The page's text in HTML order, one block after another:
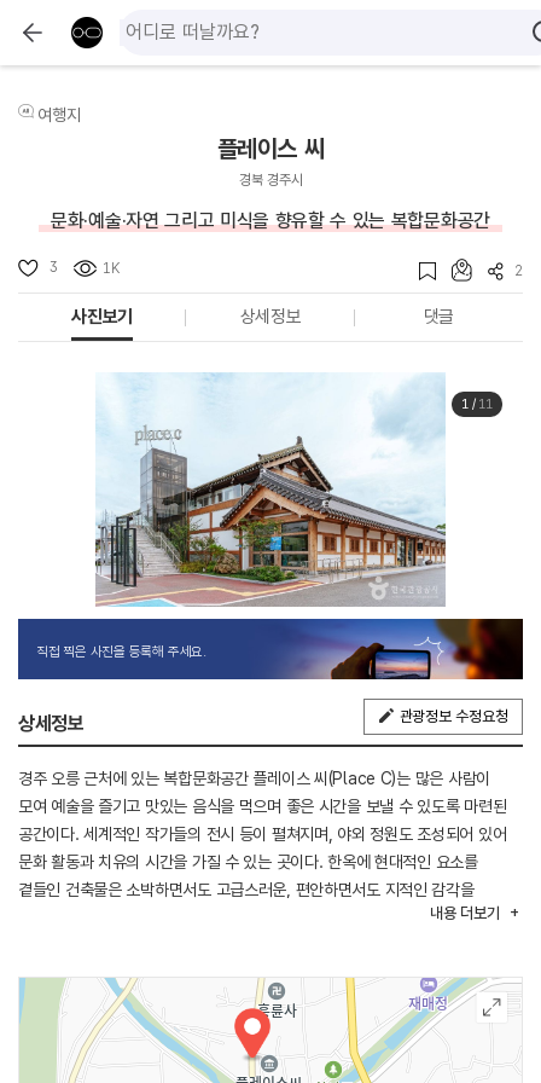
여행지
플레이스 씨
경북 경주시
문화·예술·자연 그리고 미식을 향유할 수 있는 복합문화공간
3 1K 2
사진보기 상세정보 댓글
1/ 11
직접 찍은 사진을 등록해 주세요.
상세정보 관광정보 수정요청
경주 오릉 근처에 있는 복합문화공간 플레이스 씨(Place C)는 많은 사람이
모여 예술을 즐기고 맛있는 음식을 먹으며 좋은 시간을 보낼 수 있도록 마련된
공간이다. 세계적인 작가들의 전시 등이 펼쳐지며, 야외 정원도 조성되어 있어
문화 활동과 치유의 시간을 가질 수 있는 곳이다. 한옥에 현대적인 요소를
곁들인 건축물은 소박하면서도 고급스러운, 편안하면서도 지적인 감각을
제공한다. 카페에서는 높은 퀄리티를 자랑하는 하동의 프리미엄 차 라인과
음식점에서는 지역 농가로부터 신선한 식재료를 당일 수급하여 음식 조리 및
먹거리를 제공하고 있다.
내용 더보기